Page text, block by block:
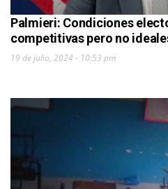
Palmieri: Condiciones
competitivas pero no
19 de julio, 2024 - 10:53 pm